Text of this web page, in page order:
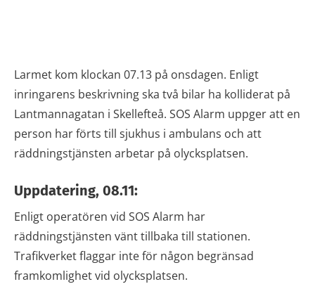
Larmet kom klockan 07.13 på onsdagen. Enligt
inringarens beskrivning ska två bilar ha kolliderat på
Lantmannagatan i Skellefteå. SOS Alarm uppger att en
person har förts till sjukhus i ambulans och att
räddningstjänsten arbetar på olycksplatsen.
Uppdatering, 08.11:
Enligt operatören vid SOS Alarm har
räddningstjänsten vänt tillbaka till stationen.
Trafikverket flaggar inte för någon begränsad
framkomlighet vid olycksplatsen.